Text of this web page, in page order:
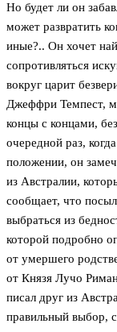
Но будет ли он
может развратить
иные?.. Он хочет
сопротивляться
вокруг царит
Джеффри Темпест,
концы с концами,
очередной раз,
положении, он
из Австралии,
сообщает, что
выбраться из
которой подробно
от умершего
от Князя Лучо
писал друг из
правильный выбор,